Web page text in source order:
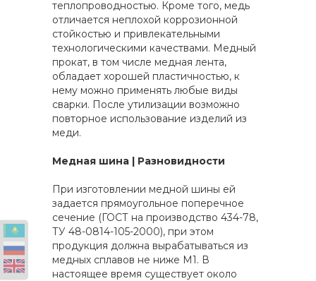
теплопроводностью. Кроме того, медь
отличается неплохой коррозионной
стойкостью и привлекательными
технологическими качествами. Медный
прокат, в том числе медная лента,
обладает хорошей пластичностью, к
нему можно применять любые виды
сварки. После утилизации возможно
повторное использование изделий из
меди.
Медная шина | Разновидности
При изготовлении медной шины ей
задается прямоугольное поперечное
сечение (ГОСТ на производство 434-78,
ТУ 48-0814-105-2000), при этом
продукция должна вырабатываться из
медных сплавов не ниже М1. В
настоящее время существует около